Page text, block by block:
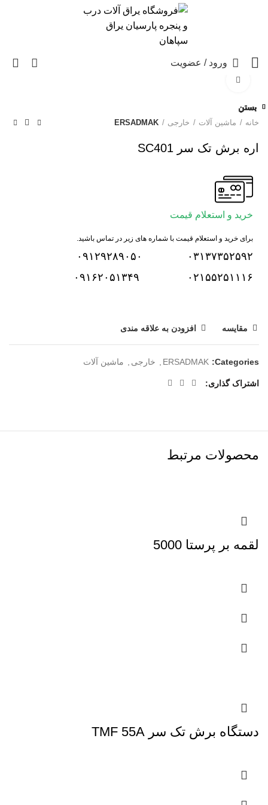
ورود / عضویت
خانه ماشین آلات خارجی ERSADMAK
اره برش تک سر SC401
خرید و استعلام قیمت
برای خرید و استعلام قیمت با شماره های زیر در تماس باشید.
۰۳۱۳۷۳۵۲۵۹۲
۰۹۱۲۹۲۸۹۰۵۰
۰۲۱۵۵۲۵۱۱۱۶
۰۹۱۶۲۰۵۱۳۴۹
مقایسه افزودن به علاقه مندی
Categories:
ERSADMAK خارجی ماشین آلات
اشتراک گذاری
محصولات مرتبط
بستن
لقمه بر پرستا 5000
بستن
دستگاه برش تک سر TMF 55A
بستن
بستن
بستن
بستن
بستن
بستن